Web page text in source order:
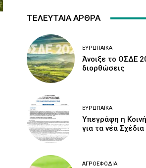
ΤΕΛΕΥΤΑΙΑ ΑΡΘΡΑ
ΕΥΡΩΠΑΪΚΆ
Άνοιξε το ΟΣΔΕ
διορθώσεις
ΕΥΡΩΠΑΪΚΆ
Υπεγράφη η
για τα νέα
ΑΓΡΟΕΦΌΔΙΑ